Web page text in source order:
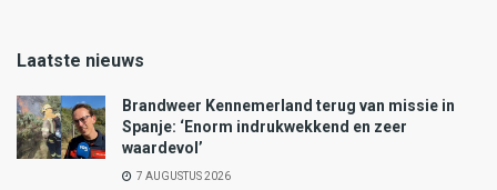
Laatste nieuws
Brandweer Kennemerland terug van missie in
Spanje: ‘Enorm indrukwekkend en zeer
waardevol’
7 AUGUSTUS 2026